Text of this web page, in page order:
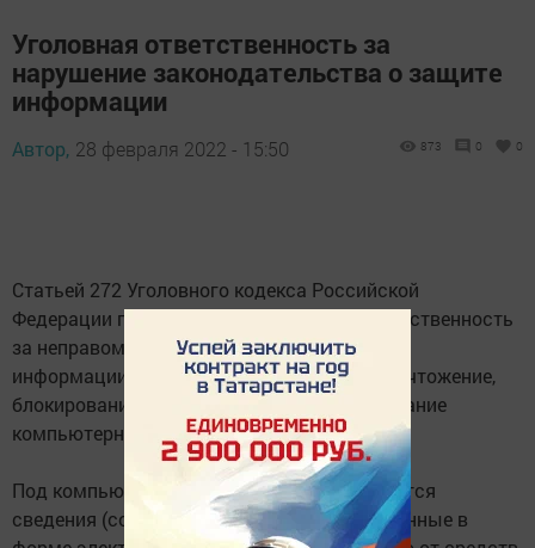
Уголовная ответственность за
нарушение законодательства о защите
информации
Автор, 28 февраля 2022 - 15:50 873 0 0
Статьей 272 Уголовного кодекса Российской
Федерации предусмотрена уголовная ответственность
за неправомерный доступ к компьютерной
информации, если это деяние повлекло уничтожение,
блокирование, модификацию либо копирование
компьютерной информации.
Под компьютерной информацией понимаются
сведения (сообщения, данные), представленные в